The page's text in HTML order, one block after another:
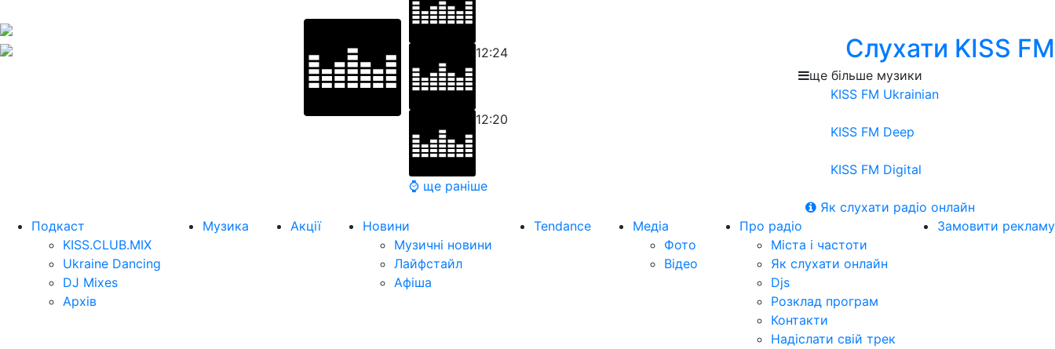
12:24
12:20
⌚ ще раніше
Слухати KISS FM
ще більше музики
KISS FM Ukrainian
KISS FM Deep
KISS FM Digital
Як слухати радіо онлайн
Подкаст
KISS.CLUB.MIX
Ukraine Dancing
DJ Mixes
Архів
Музика Акції
Новини
Музичні новини
Лайфстайл
Афіша
Tendance
Медіа
Фото
Відео
Про радіо
Міста і частоти
Як слухати онлайн
Djs
Розклад програм
Контакти
Надіслати свій трек
Замовити рекламу